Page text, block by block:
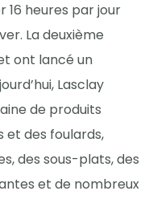
16 heures par jour
La deuxième
ont lancé un
Lasclay
de produits
et des foulards,
des sous-plats, des
et de nombreux